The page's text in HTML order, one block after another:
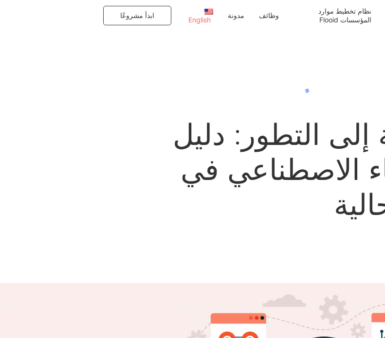
نظام تخطيط موارد
المؤسسات Flooid
وظائف مدونة
English
ابدأ مشروعًا
إلى التطور: دليل
الاصطناعي في